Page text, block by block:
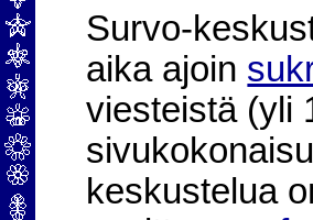
Survo-
aika ajoin
viesteistä (yli
keskustelua